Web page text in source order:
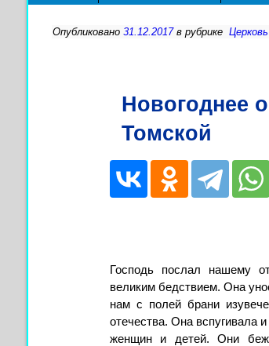
Опубликовано 31.12.2017в рубрике
Новогоднее
Томской
Господь послал нашему
великим бедствием. Она
нам с полей брани
отечества. Она вспугивала
женщин и детей. Они